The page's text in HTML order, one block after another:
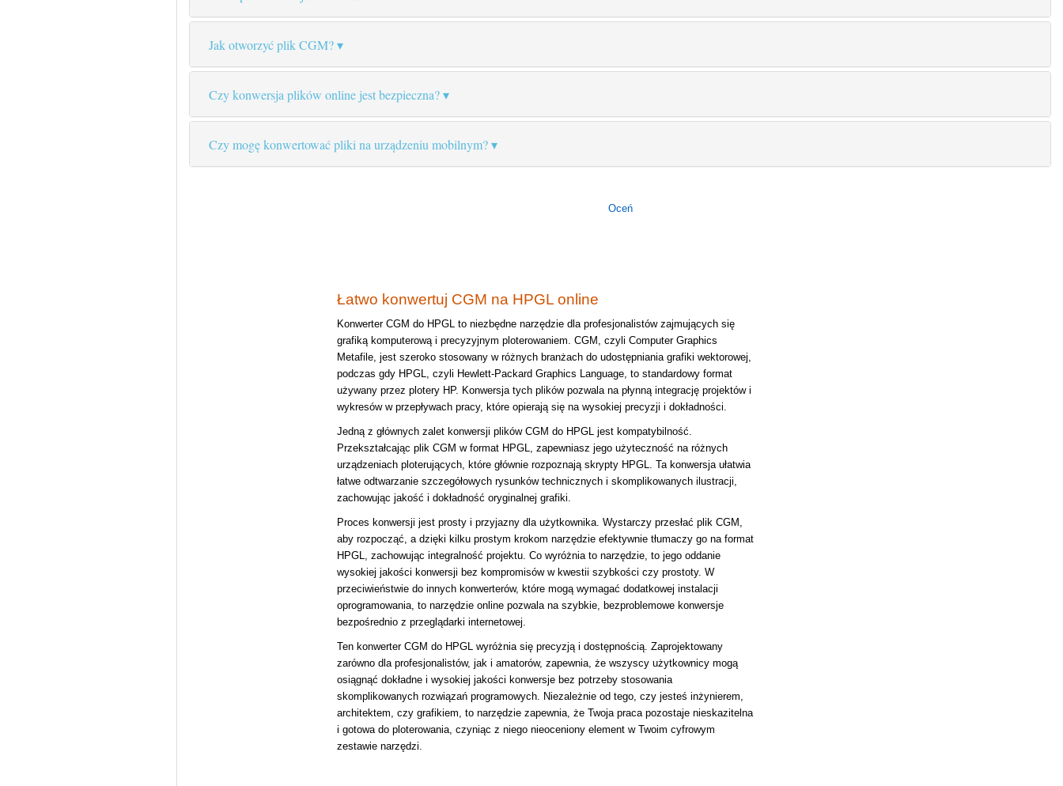
Jak otworzyć plik CGM?
Czy konwersja plików online jest bezpieczna?
Czy mogę konwertować pliki na urządzeniu mobilnym?
Oceń
Łatwo konwertuj CGM na HPGL online
Konwerter CGM do HPGL to niezbędne narzędzie dla profesjonalistów zajmujących się
grafiką komputerową i precyzyjnym ploterowaniem. CGM, czyli Computer Graphics
Metafile, jest szeroko stosowany w różnych branżach do udostępniania grafiki wektorowej,
podczas gdy HPGL, czyli Hewlett-Packard Graphics Language, to standardowy format
używany przez plotery HP. Konwersja tych plików pozwala na płynną integrację projektów i
wykresów w przepływach pracy, które opierają się na wysokiej precyzji i dokładności.
Jedną z głównych zalet konwersji plików CGM do HPGL jest kompatybilność.
Przekształcając plik CGM w format HPGL, zapewniasz jego użyteczność na różnych
urządzeniach ploterujących, które głównie rozpoznają skrypty HPGL. Ta konwersja ułatwia
łatwe odtwarzanie szczegółowych rysunków technicznych i skomplikowanych ilustracji,
zachowując jakość i dokładność oryginalnej grafiki.
Proces konwersji jest prosty i przyjazny dla użytkownika. Wystarczy przesłać plik CGM,
aby rozpocząć, a dzięki kilku prostym krokom narzędzie efektywnie tłumaczy go na format
HPGL, zachowując integralność projektu. Co wyróżnia to narzędzie, to jego oddanie
wysokiej jakości konwersji bez kompromisów w kwestii szybkości czy prostoty. W
przeciwieństwie do innych konwerterów, które mogą wymagać dodatkowej instalacji
oprogramowania, to narzędzie online pozwala na szybkie, bezproblemowe konwersje
bezpośrednio z przeglądarki internetowej.
Ten konwerter CGM do HPGL wyróżnia się precyzją i dostępnością. Zaprojektowany
zarówno dla profesjonalistów, jak i amatorów, zapewnia, że wszyscy użytkownicy mogą
osiągnąć dokładne i wysokiej jakości konwersje bez potrzeby stosowania
skomplikowanych rozwiązań programowych. Niezależnie od tego, czy jesteś inżynierem,
architektem, czy grafikiem, to narzędzie zapewnia, że Twoja praca pozostaje nieskazitelna
i gotowa do ploterowania, czyniąc z niego nieoceniony element w Twoim cyfrowym
zestawie narzędzi.